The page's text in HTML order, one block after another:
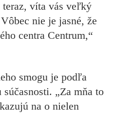
teraz, víta vás veľký
nie je jasné, že
centra Centrum,“
smogu je podľa
„Za mňa to
na o nielen